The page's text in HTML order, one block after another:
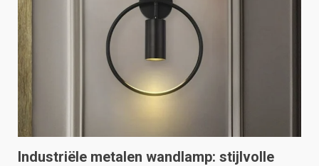
Industriële metalen wandlamp: stijlvolle